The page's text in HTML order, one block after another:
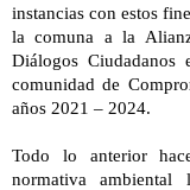
instancias con estos
la comuna a la
Diálogos
comunidad de
años 2021 – 2024.
Todo lo anterior
normativa